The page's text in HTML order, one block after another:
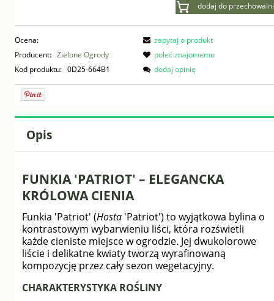
dodaj do przechowalni
Ocena:
Producent: Zielone Ogrody
Kod produktu: 0D25-664B1
zapytaj o produkt
poleć znajomemu
dodaj opinię
Opis
FUNKIA 'PATRIOT' – ELEGANCKA
KRÓLOWA CIENIA
Funkia 'Patriot' (Hosta 'Patriot') to wyjątkowa bylina o
kontrastowym wybarwieniu liści, która rozświetli
każde cieniste miejsce w ogrodzie. Jej dwukolorowe
liście i delikatne kwiaty tworzą wyrafinowaną
kompozycję przez cały sezon wegetacyjny.
CHARAKTERYSTYKA ROŚLINY